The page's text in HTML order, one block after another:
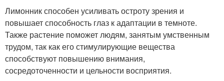
Лимонник способен усиливать остроту зрения и
повышает способность глаз к адаптации в темноте.
Также растение поможет людям, занятым умственным
трудом, так как его стимулирующие вещества
способствуют повышению внимания,
сосредоточенности и цельности восприятия.